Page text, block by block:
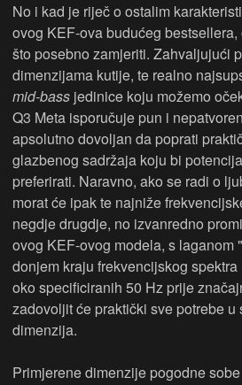
No i kad je riječ o ostalim
ovog KEF-ova budućeg
što posebno zamjeriti. Zahvaljujući
dimenzijama kutije, te realno
mid-bass jedinice koju možemo
Q3 Meta isporučuje pun i
apsolutno dovoljan da poprati
glazbenog sadržaja koju bi
preferirati. Naravno, ako se radi o
morat će ipak te najniže
negdje drugdje, no izvanredno
ovog KEF-ovog modela, s laganom
donjem kraju frekvencijskog
oko specificiranih 50 Hz prije
zadovoljit će praktički sve potrebe u
dimenzija.
Primjerene dimenzije pogodne